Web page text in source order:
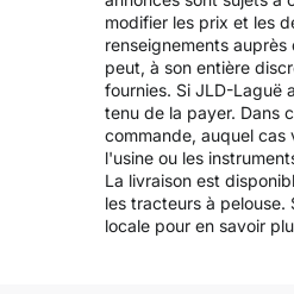
modifier les prix et les
renseignements
peut, à son entière
fournies. Si JLD-Laguë
tenu de la payer. Dans
commande, auquel cas
l'usine ou les
La livraison est
les tracteurs à
locale pour en savoir